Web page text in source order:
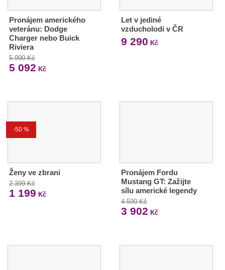
Pronájem amerického
veteránu: Dodge
Charger nebo Buick
Riviera
5 990 Kč
5 092 Kč
Let v jediné
vzducholodi v ČR
9 290 Kč
-50 %
Ženy ve zbrani
2 399 Kč
1 199 Kč
Pronájem Fordu
Mustang GT: Zažijte
sílu americké legendy
4 590 Kč
3 902 Kč